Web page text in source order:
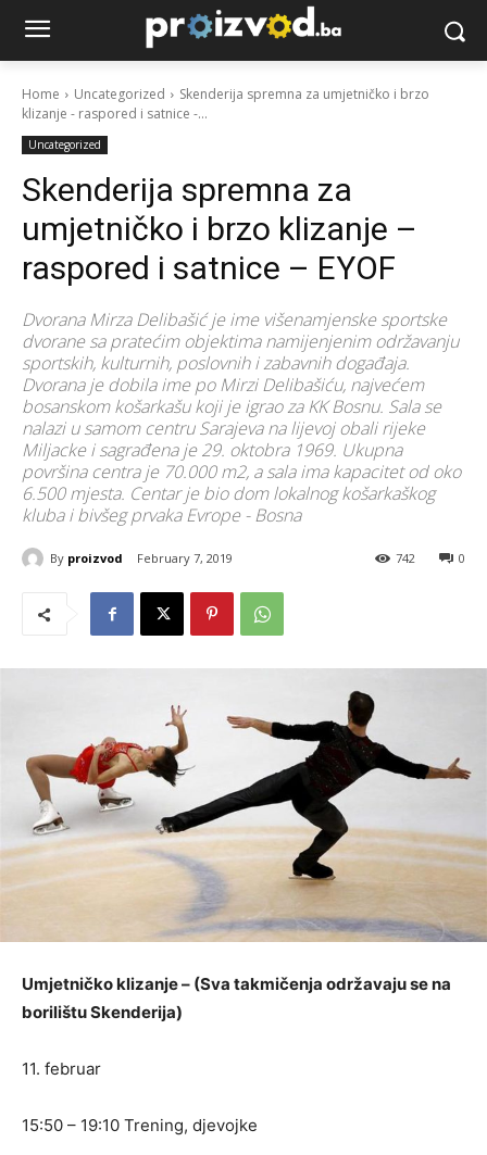
Home Uncategorized
Skenderija spremna za umjetničko i brzo
klizanje - raspored i satnice -...
Uncategorized
Skenderija spremna za
umjetničko i brzo klizanje –
raspored i satnice – EYOF
Dvorana Mirza Delibašić je ime višenamjenske sportske
dvorane sa pratećim objektima namijenjenim održavanju
sportskih, kulturnih, poslovnih i zabavnih događaja.
Dvorana je dobila ime po Mirzi Delibašiću, najvećem
bosanskom košarkašu koji je igrao za KK Bosnu. Sala se
nalazi u samom centru Sarajeva na lijevoj obali rijeke
Miljacke i sagrađena je 29. oktobra 1969. Ukupna
površina centra je 70.000 m2, a sala ima kapacitet od oko
6.500 mjesta. Centar je bio dom lokalnog košarkaškog
kluba i bivšeg prvaka Evrope - Bosna
By proizvod February 7, 2019 0
742
Umjetničko klizanje – (Sva takmičenja održavaju se na
borilištu Skenderija)
11. februar
15:50 – 19:10 Trening, djevojke